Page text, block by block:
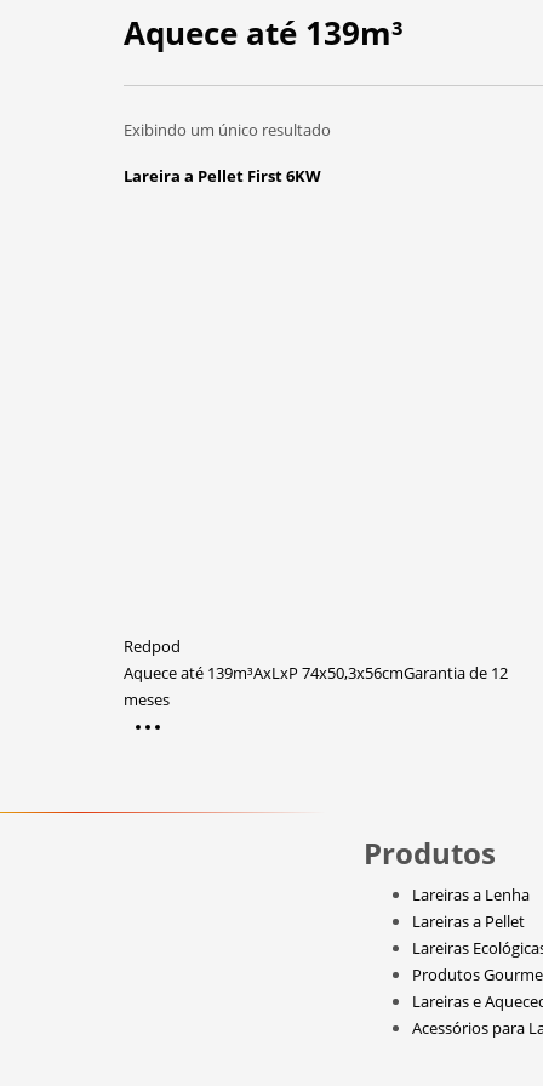
Aquece até 139m³
Exibindo um único resultado
Lareira a Pellet First 6KW
Redpod
Aquece até 139m³AxLxP 74x50,3x56cmGarantia de 12
meses
Produtos
Lareiras a Lenha
Lareiras a Pellet
Lareiras
Produtos
Lareiras e
Acessórios para